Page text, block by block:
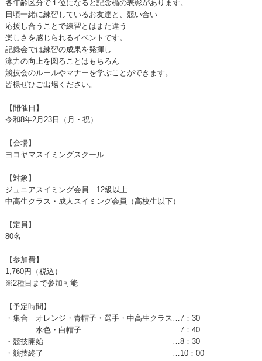
各年齢区分で１位になると記念楯の表彰があります。
日頃一緒に練習しているお友達と、競い合い
応援し合うことで練習とはまた違う
楽しさを感じられるイベントです。
記録会では練習の成果を発揮し
泳力の向上を図ることはもちろん
競技会のルールやマナーを学ぶことができます。
皆様ぜひご出場ください。
【開催日】
令和8年2月23日（月・祝）
【会場】
ヨコヤマスイミングスクール
【対象】
ジュニアスイミング会員 12級以上
中高生クラス・成人スイミング会員（高校生以下）
【定員】
80名
【参加費】
1,760円（税込）
※2種目まで参加可能
【予定時間】
・集合 オレンジ・青帽子・選手・中高生クラス…7：30
水色・白帽子 …7：40
・競技開始 …8：30
・競技終了 …10：00